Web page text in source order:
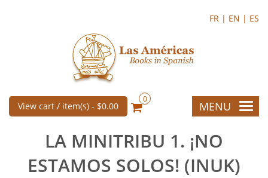
FR | EN | ES
View cart / item(s) - $0.00
0
MENU
LA MINITRIBU 1. ¡NO
ESTAMOS SOLOS! (INUK)